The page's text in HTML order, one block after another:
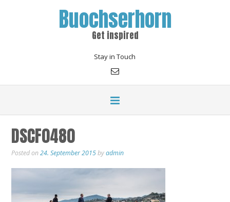
Buochserhorn
Get inspired
Stay in Touch
DSCF0480
Posted on24. September 2015byadmin